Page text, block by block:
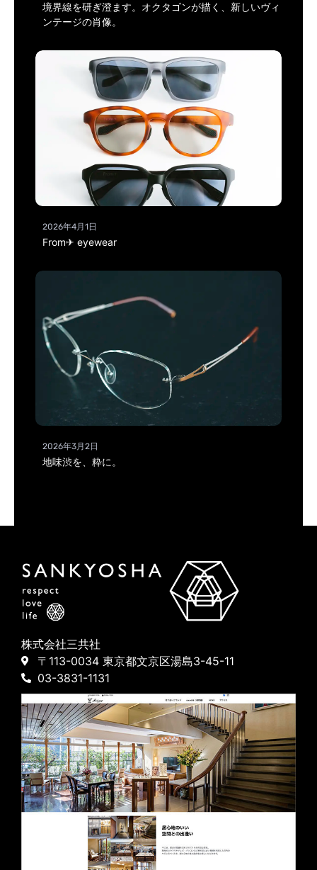
境界線を研ぎ澄ます。オクタゴンが描く、新しいヴィ
ンテージの肖像。
2026年4月1日
From✈ eyewear
2026年3月2日
地味渋を、粋に。
株式会社三共社
〒113-0034 東京都文京区湯島3-45-11
03-3831-1131